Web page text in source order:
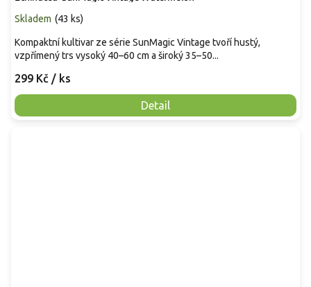
Skladem (43 ks)
299 Kč / ks
Detail
Kompaktní kultivar ze série SunMagic Vintage tvoří hustý,
vzpřímený trs vysoký 40–60 cm a široký 35–50...